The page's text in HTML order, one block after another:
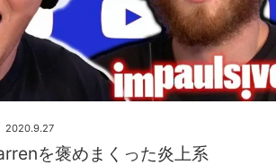
を褒めまくった炎上系
2020.9.27